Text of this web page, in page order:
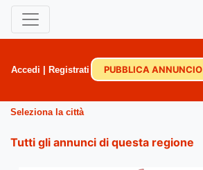
Accedi Registrati PUBBLICA ANNUNCIO
Seleziona la città
Tutti gli annunci di questa regione